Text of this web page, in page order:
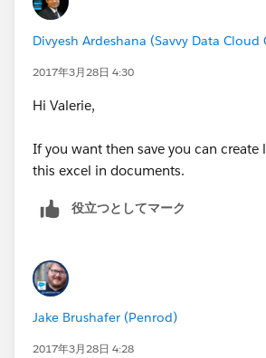
Divyesh Ardeshana (Savvy Data
2017年3月28日 4:30
Hi Valerie,
If you want then save you can create
this excel in documents.
役立つとしてマーク
Jake Brushafer (Penrod)
2017年3月28日 4:28